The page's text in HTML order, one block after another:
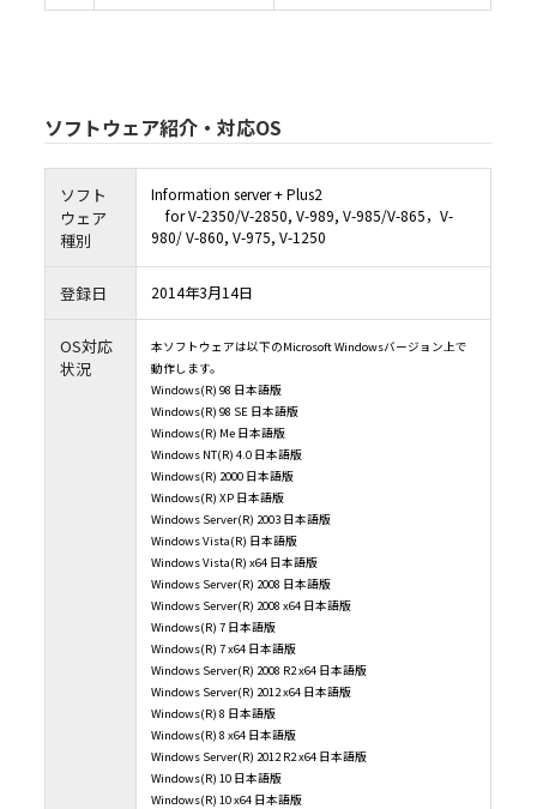
断による損害、企業情報の損失、本製品及び本製品と直接又は間接に接続された機器
客様に提供した時点（村田機械がお客様に本ソフトウェアを含む記録媒体を譲渡した
様が本ソフトウェアをダウンロードした時点）において、第三者の知的財産権の侵害
場合は、この限りではありません。
通常発生するものと考えられる損害（いわゆる通常損害）を超える損害については責
ん。
７．契約期間
7.1 お客様が、本ソフトウェアをダウンロード、インストール又は使用するという形
7.2 お客様は、本ソフトウェアをアンインストールし、保有するすべての複製を破棄
って、いつでも本契約を終了させることができます。
7.3 村田機械は、お客様が本契約書の条項に違反した場合、何らの催告を要せず、い
８．準拠法
お客様は、契約の締結の有無に関するすべての紛争も含め、本契約、及び本契約に起
くは関連するいかなる紛争も、日本法に準拠し、日本法に従って解釈されること、ま
び本契約に起因・関連するいかなる紛争も、大阪地方裁判所の専属的管轄権に服する
るものとします。
９．輸出規制
本ソフトウェアは、日本国及び米国の輸出規制法の対象となります。お客様は、本ソ
適用される両国、及びその他の国の輸出規制法を遵守することに同意されたものとし
１０．米国政府機関のエンドユーザーへの注意
本ソフトウェアは48 CFR 2.101（2007年10月）において定義される「商用品目」で、48
12.212（2007年10月）に規定される「商用コンピューターソフトウェア」及び「商用
ーソフトウェア文書類」からなるものです。48 CFR 12.212 （2007年10月）及び48
ら227.7202-4（2007年1月）までに従い、すべての米国政府機関のエンドユーザーが、
ア及び付属文書に関して得られる権利は、上記に説明される権利のみを指すものとし
トウェアの使用は、本ソフトウェアが「商用コンピューターソフトウェア」及び「商
ターソフトウェア文書類」であることに関する米国政府の同意と、上記に記載される
に関する承諾を構成するものとみなされます。
１１．本契約書の変更
11.1 村田機械は以下の場合に、村田機械の裁量により、本契約書を変更することがで
（１）本契約書の変更が、お客様の一般の利益に適合するとき。
（２）本契約書の変更が、契約をした目的に反せず、かつ、変更の必要性、変更後の
性、変更の内容その他の変更に係る事情に照らして合理的なものであるとき。
11.2 村田機械は前項による本契約書の変更にあたり、変更後の本契約書の効力発生
までに、本契約書を変更する旨及び変更後の本契約書の内容とその効力発生日を当社
（URL：https://www.muratec.jp/ce/support/）に掲示します。
１２．分離可能性
本契約書の一部が、司法上又は行政上の決定により、無効、違法又は法的強制力がな
合は、かかる部分は削除されるものとし、本契約書における他のいかなる条項ならび
性及び法的強制力にも一切影響を与えるものではありません。
ソフトウェア紹介・対応OS
ソフト
ウェア
種別
Information server + Plus2
for V-2350/V-2850, V-989, V-985/V-865，V-
980/ V-860, V-975, V-1250
登録日 2014年3月14日
OS対応
状況
本ソフトウェアは以下のMicrosoft Windowsバージョン上で
動作します。
Windows(R) 98 日本語版
Windows(R) 98 SE 日本語版
Windows(R) Me 日本語版
Windows NT(R) 4.0 日本語版
Windows(R) 2000 日本語版
Windows(R) XP 日本語版
Windows Server(R) 2003 日本語版
Windows Vista(R) 日本語版
Windows Vista(R) x64 日本語版
Windows Server(R) 2008 日本語版
Windows Server(R) 2008 x64 日本語版
Windows(R) 7 日本語版
Windows(R) 7 x64 日本語版
Windows Server(R) 2008 R2 x64 日本語版
Windows Server(R) 2012 x64 日本語版
Windows(R) 8 日本語版
Windows(R) 8 x64 日本語版
Windows Server(R) 2012 R2 x64 日本語版
Windows(R) 10 日本語版
Windows(R) 10 x64 日本語版